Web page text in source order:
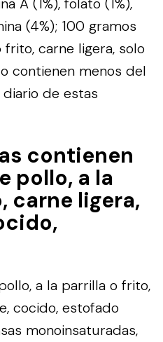
(4%); 100 gramos
carne ligera, solo
contienen menos del
de estas
contienen
pollo, a la
carne ligera,
a la parrilla o frito,
cocido, estofado
monoinsaturadas,